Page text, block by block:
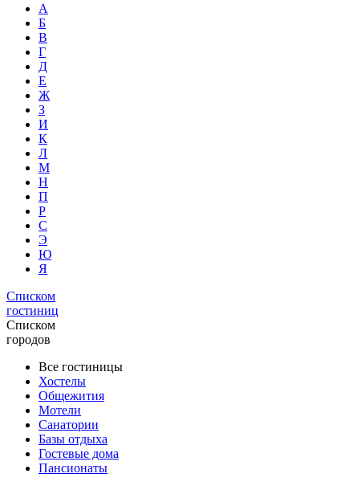
А
Б
В
Г
Д
Е
Ж
З
И
К
Л
М
Н
П
Р
С
Э
Ю
Я
Списком
гостиниц
Списком
городов
Все гостиницы
Хостелы
Общежития
Мотели
Санатории
Базы отдыха
Гостевые дома
Пансионаты